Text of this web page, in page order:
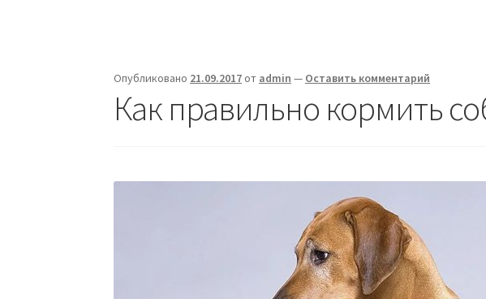
Опубликовано 21.09.2017от admin — Оставить комментарий
Как правильно кормить